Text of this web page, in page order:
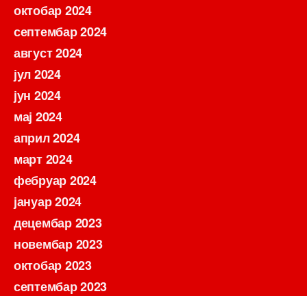
октобар 2024
септембар 2024
август 2024
јул 2024
јун 2024
мај 2024
април 2024
март 2024
фебруар 2024
јануар 2024
децембар 2023
новембар 2023
октобар 2023
септембар 2023